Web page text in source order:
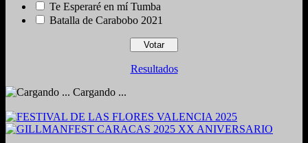
Te Esperaré en mí Tumba
Batalla de Carabobo 2021
Resultados
Cargando ...